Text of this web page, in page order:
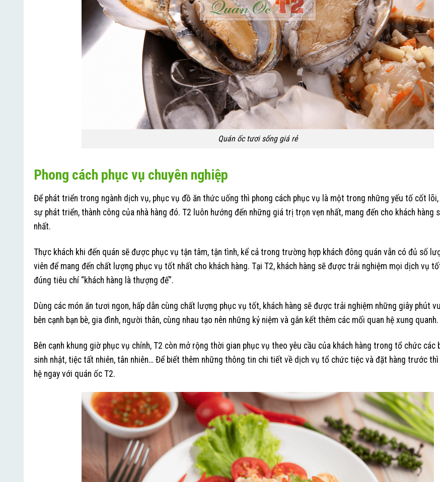
Quán ốc tươi sống giá rẻ
Phong cách phục vụ chuyên nghiệp
Để phát triển trong ngành dịch vụ, phục vụ đồ ăn thức uống thì phong cách phục vụ là một trong những yếu tố cốt
sự phát triển, thành công của nhà hàng đó. T2 luôn hướng đến những giá trị trọn vẹn nhất, mang đến cho khách hàng
nhất.
Thực khách khi đến quán sẽ được phục vụ tận tâm, tận tình, kể cả trong trường hợp khách đông quán vẫn có đủ số
viên để mang đến chất lượng phục vụ tốt nhất cho khách hàng. Tại T2, khách hàng sẽ được trải nghiệm mọi dịch vụ
đúng tiêu chí “khách hàng là thượng đế”.
Dùng các món ăn tươi ngon, hấp dẫn cùng chất lượng phục vụ tốt, khách hàng sẽ được trải nghiệm những giây phút
bên cạnh bạn bè, gia đình, người thân, cùng nhau tạo nên những kỷ niệm và gắn kết thêm các mối quan hệ xung quanh.
Bên cạnh khung giờ phục vụ chính, T2 còn mở rộng thời gian phục vụ theo yêu cầu của khách hàng trong tổ chức các
sinh nhật, tiệc tất nhiên, tân nhiên… Để biết thêm những thông tin chi tiết về dịch vụ tổ chức tiệc và đặt hàng trước thì
hệ ngay với quán ốc T2.